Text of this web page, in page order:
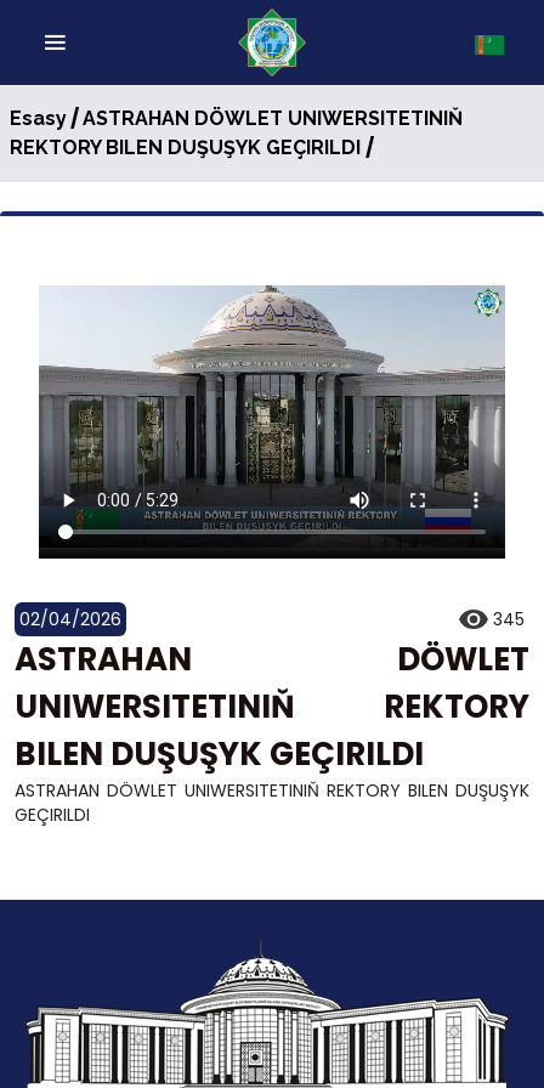
Esasy/ASTRAHAN DÖWLET UNIWERSITETINIŇ
REKTORY BILEN DUŞUŞYK GEÇIRILDI /
02/04/2026 345
ASTRAHAN DÖWLET
UNIWERSITETINIŇ REKTORY
BILEN DUŞUŞYK GEÇIRILDI
ASTRAHAN DÖWLET UNIWERSITETINIŇ REKTORY BILEN DUŞUŞYK
GEÇIRILDI